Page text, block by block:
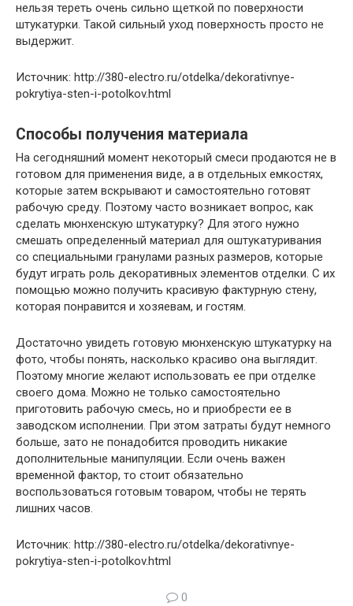
нельзя тереть очень сильно щеткой по поверхности
штукатурки. Такой сильный уход поверхность просто не
выдержит.
Источник: http://380-electro.ru/otdelka/dekorativnye-
pokrytiya-sten-i-potolkov.html
Способы получения материала
На сегодняшний момент некоторый смеси продаются не в
готовом для применения виде, а в отдельных емкостях,
которые затем вскрывают и самостоятельно готовят
рабочую среду. Поэтому часто возникает вопрос, как
сделать мюнхенскую штукатурку? Для этого нужно
смешать определенный материал для оштукатуривания
со специальными гранулами разных размеров, которые
будут играть роль декоративных элементов отделки. С их
помощью можно получить красивую фактурную стену,
которая понравится и хозяевам, и гостям.
Достаточно увидеть готовую мюнхенскую штукатурку на
фото, чтобы понять, насколько красиво она выглядит.
Поэтому многие желают использовать ее при отделке
своего дома. Можно не только самостоятельно
приготовить рабочую смесь, но и приобрести ее в
заводском исполнении. При этом затраты будут немного
больше, зато не понадобится проводить никакие
дополнительные манипуляции. Если очень важен
временной фактор, то стоит обязательно
воспользоваться готовым товаром, чтобы не терять
лишних часов.
Источник: http://380-electro.ru/otdelka/dekorativnye-
pokrytiya-sten-i-potolkov.html
0